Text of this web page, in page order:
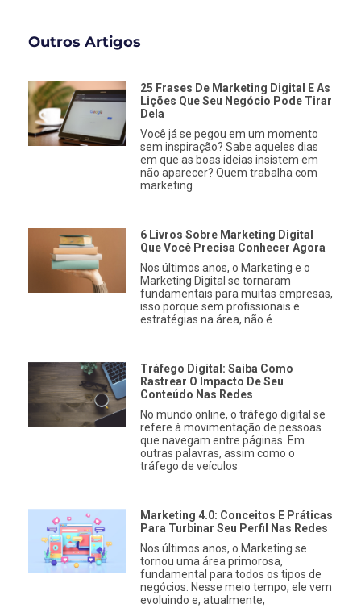
Outros Artigos
25 Frases De Marketing Digital E As
Lições Que Seu Negócio Pode Tirar
Dela
Você já se pegou em um momento
sem inspiração? Sabe aqueles dias
em que as boas ideias insistem em
não aparecer? Quem trabalha com
marketing
6 Livros Sobre Marketing Digital
Que Você Precisa Conhecer Agora
Nos últimos anos, o Marketing e o
Marketing Digital se tornaram
fundamentais para muitas empresas,
isso porque sem profissionais e
estratégias na área, não é
Tráfego Digital: Saiba Como
Rastrear O Impacto De Seu
Conteúdo Nas Redes
No mundo online, o tráfego digital se
refere à movimentação de pessoas
que navegam entre páginas. Em
outras palavras, assim como o
tráfego de veículos
Marketing 4.0: Conceitos E Práticas
Para Turbinar Seu Perfil Nas Redes
Nos últimos anos, o Marketing se
tornou uma área primorosa,
fundamental para todos os tipos de
negócios. Nesse meio tempo, ele vem
evoluindo e, atualmente,